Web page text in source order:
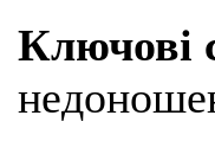
Ключові